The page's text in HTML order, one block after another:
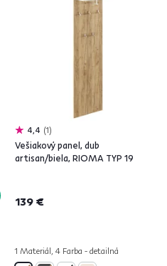
4,4 1
Vešiakový panel, dub
artisan/biela, RIOMA TYP 19
139 €
1 Materiál, 4 Farba - detailná